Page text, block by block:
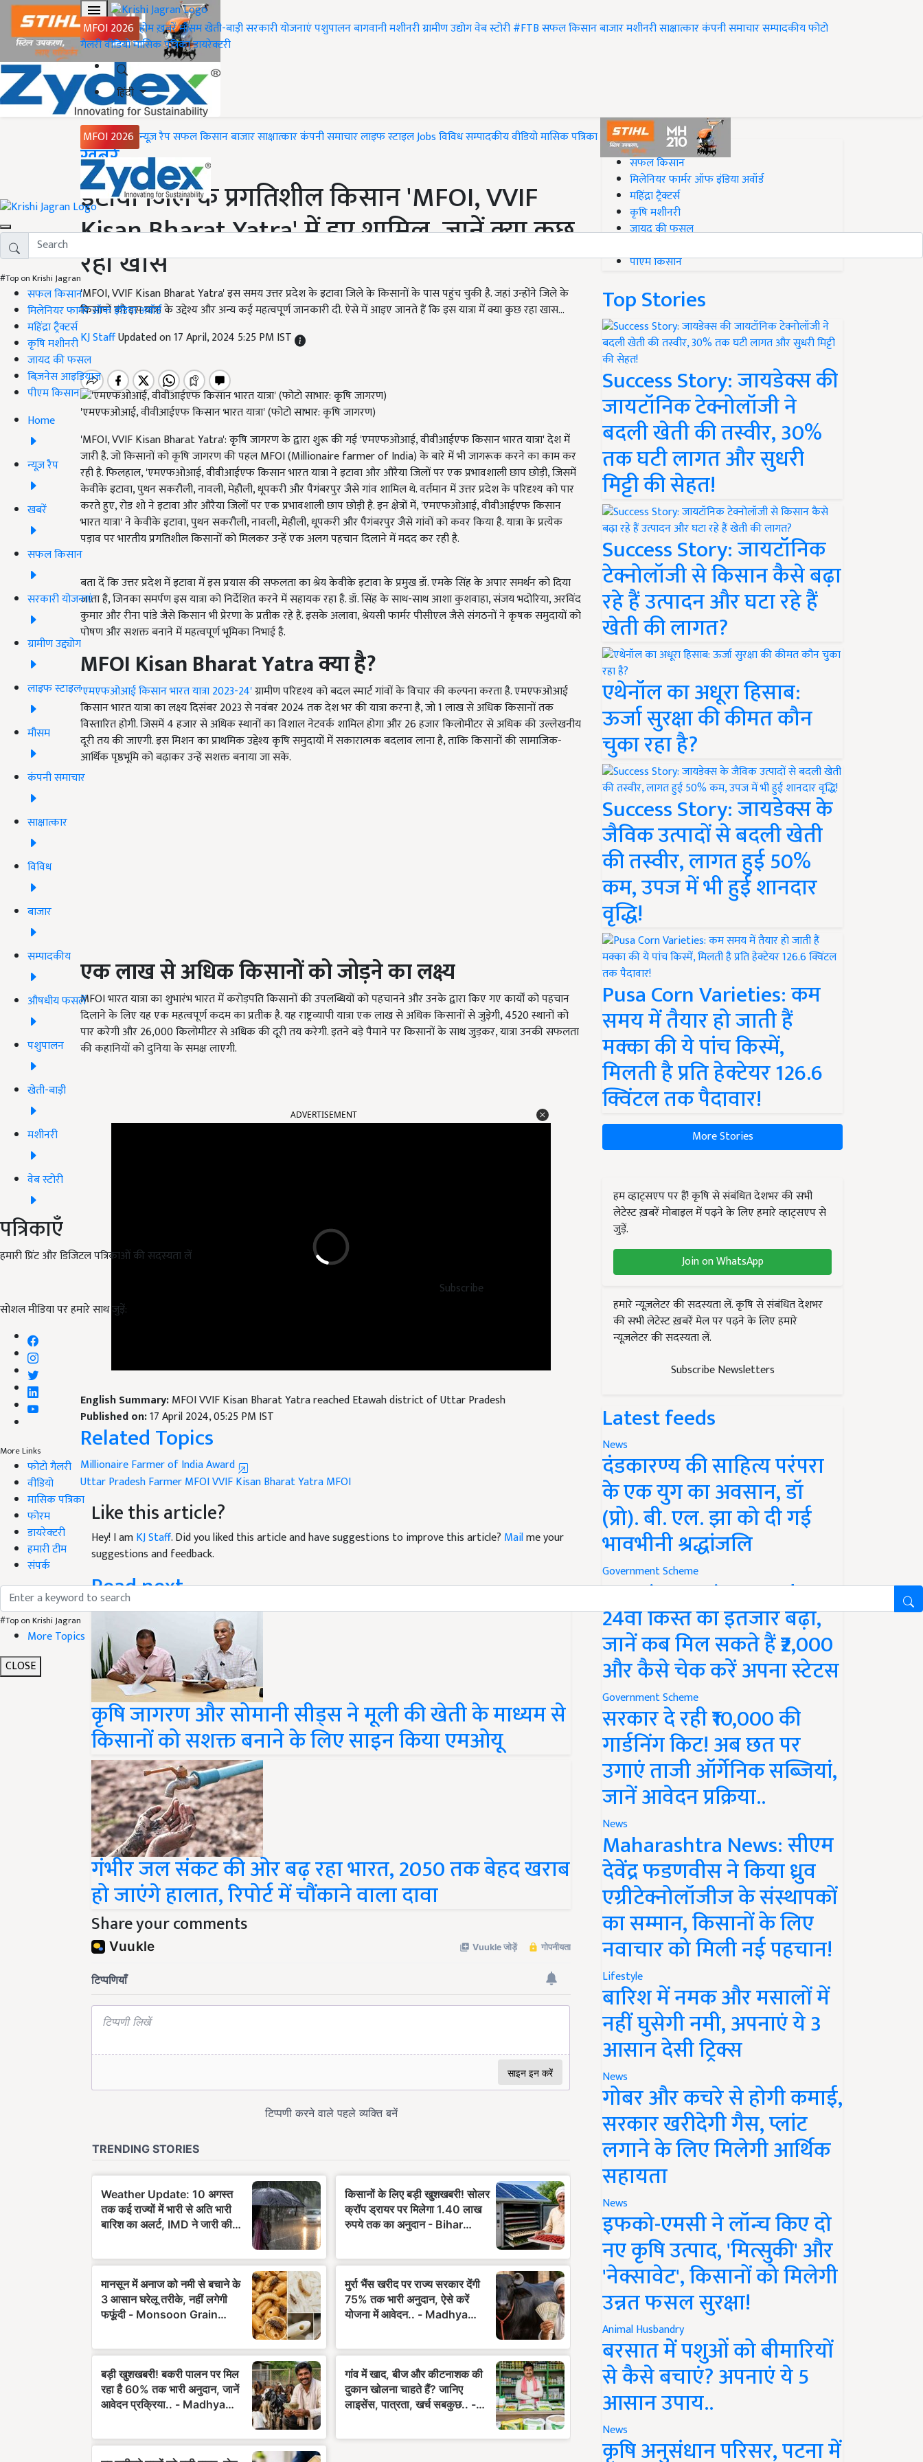
MFOI 2026 होमख़बरेंमौसमखेती-बाड़ीसरकारी योजनाएंपशुपालनबागवानीमशीनरीग्रामीण उद्योगवेब स्टोरी#FTBसफल किसानबाजारमशीनरीसाक्षात्कारकंपनी समाचारसम्पादकीयफोटो
गैलरीवीडियोमासिक पत्रिकाडायरेक्टरी
हिंदी
MFOI 2026 न्यूज़ रैपसफल किसानबाजारसाक्षात्कारकंपनी समाचारलाइफ स्टाइलJobsविविधसम्पादकीयवीडियोमासिक पत्रिका
#Top on Krishi Jagran
सफल किसान
मिलेनियर फार्मर ऑफ इंडिया अवॉर्ड
महिंद्रा ट्रैक्टर्स
कृषि मशीनरी
जायद की फसल
बिज़नेस आइडियाज
पीएम किसान
Home
न्यूज़ रैप
खबरें
सफल किसान
सरकारी योजनाएं
ग्रामीण उद्द्योग
लाइफ स्टाइल
मौसम
कंपनी समाचार
साक्षात्कार
विविध
बाजार
सम्पादकीय
औषधीय फसलें
पशुपालन
खेती-बाड़ी
मशीनरी
वेब स्टोरी
पत्रिकाएँ
हमारी प्रिंट और डिजिटल पत्रिकाओं की सदस्यता लें
Subscribe
सोशल मीडिया पर हमारे साथ जुड़ें:
More Links
फोटो गैलरी
वीडियो
मासिक पत्रिका
फोरम
डायरेक्टरी
हमारी टीम
संपर्क
#Top on Krishi Jagran
More Topics
CLOSE
Home
ख़बरें
इटावा जिले के प्रगतिशील किसान 'MFOI, VVIF
Kisan Bharat Yatra' में हुए शामिल, जानें क्या कुछ
रहा खास
'MFOI, VVIF Kisan Bharat Yatra' इस समय उत्तर प्रदेश के इटावा जिले के किसानों के पास पहुंच चुकी है. जहां उन्होंने जिले के
किसानों को इस यात्रा के उद्देश्य और अन्य कई महत्वपूर्ण जानकारी दी. ऐसे में आइए जानते हैं कि इस यात्रा में क्या कुछ रहा खास...
KJ StaffUpdated on 17 April, 2024 5:25 PM IST
'एमएफओआई, वीवीआईएफ किसान भारत यात्रा' (फोटो साभार: कृषि जागरण)
'MFOI, VVIF Kisan Bharat Yatra': कृषि जागरण के द्वारा शुरू की गई 'एमएफओआई, वीवीआईएफ किसान भारत यात्रा' देश में
जारी है. जो किसानों को कृषि जागरण की पहल MFOI (Millionaire farmer of India) के बारे में भी जागरूक करने का काम कर
रही है. फिलहाल, 'एमएफओआई, वीवीआईएफ किसान भारत यात्रा ने इटावा और औरैया जिलों पर एक प्रभावशाली छाप छोड़ी, जिसमें
केवीके इटावा, पुथन सकरौली, नावली, मेहौली, धूपकरी और पैगंबरपुर जैसे गांव शामिल थे. वर्तमान में उत्तर प्रदेश के परिदृश्य को पार
करते हुए, रोड शो ने इटावा और औरैया जिलों पर एक प्रभावशाली छाप छोड़ी है. इन क्षेत्रों में, 'एमएफओआई, वीवीआईएफ किसान
भारत यात्रा' ने केवीके इटावा, पुथन सकरौली, नावली, मेहौली, धूपकरी और पैगंबरपुर जैसे गांवों को कवर किया है. यात्रा के प्रत्येक
पड़ाव पर भारतीय प्रगतिशील किसानों को मिलकर उन्हें एक अलग पहचान दिलाने में मदद कर रही है.
बता दें कि उत्तर प्रदेश में इटावा में इस प्रयास की सफलता का श्रेय केवीके इटावा के प्रमुख डॉ. एमके सिंह के अपार समर्थन को दिया
जाता है, जिनका समर्पण इस यात्रा को निर्देशित करने में सहायक रहा है. डॉ. सिंह के साथ-साथ आशा कुशवाहा, संजय भदोरिया, अरविंद
कुमार और रीना पांडे जैसे किसान भी प्रेरणा के प्रतीक रहे हैं. इसके अलावा, श्रेयसी फार्मर पीसीएल जैसे संगठनों ने कृषक समुदायों को
पोषण और सशक्त बनाने में महत्वपूर्ण भूमिका निभाई है.
MFOI Kisan Bharat Yatraक्या है?
'एमएफओआई किसान भारत यात्रा 2023-24'ग्रामीण परिदृश्य को बदल स्मार्ट गांवों के विचार की कल्पना करता है. एमएफओआई
किसान भारत यात्रा का लक्ष्य दिसंबर 2023 से नवंबर 2024 तक देश भर की यात्रा करना है, जो 1 लाख से अधिक किसानों तक
विस्तारित होगी. जिसमें 4 हजार से अधिक स्थानों का विशाल नेटवर्क शामिल होगा और 26 हजार किलोमीटर से अधिक की उल्लेखनीय
दूरी तय की जाएगी. इस मिशन का प्राथमिक उद्देश्य कृषि समुदायों में सकारात्मक बदलाव लाना है, ताकि किसानों की सामाजिक-
आर्थिक पृष्ठभूमि को बढ़ाकर उन्हें सशक्त बनाया जा सके.
एक लाख से अधिक किसानों को जोड़ने का लक्ष्य
MFOI भारत यात्रा का शुभारंभ भारत में करोड़पति किसानों की उपलब्धियों को पहचानने और उनके द्वारा किए गए कार्यों को पहचान
दिलाने के लिए यह एक महत्वपूर्ण कदम का प्रतीक है. यह राष्ट्रव्यापी यात्रा एक लाख से अधिक किसानों से जुड़ेगी, 4520 स्थानों को
पार करेगी और 26,000 किलोमीटर से अधिक की दूरी तय करेगी. इतने बड़े पैमाने पर किसानों के साथ जुड़कर, यात्रा उनकी सफलता
की कहानियों को दुनिया के समक्ष लाएगी.
Published on:17 April 2024, 05:25 PM IST
Related Topics
Millionaire Farmer of India Award
Uttar Pradesh Farmer MFOI VVIF Kisan Bharat Yatra
Like this article?
Hey! I amKJ Staff. Did you liked this article and have suggestions to improve this article?
suggestions and feedback.
Read next
कृषि जागरण और सोमानी सीड्स ने मूली की खेती के माध्यम से
किसानों को सशक्त बनाने के लिए साइन किया एमओयू
गंभीर जल संकट की ओर बढ़ रहा भारत, 2050 तक बेहद खराब
हो जाएंगे हालात, रिपोर्ट में चौंकाने वाला दावा
Share your comments
#Top on Krishi Jagran
सफल किसान
मिलेनियर फार्मर ऑफ इंडिया अवॉर्ड
महिंद्रा ट्रैक्टर्स
कृषि मशीनरी
जायद की फसल
पीएम किसान
Top Stories
Success Story: जायडेक्स की
जायटॉनिक टेक्नोलॉजी ने
बदली खेती की तस्वीर, 30%
तक घटी लागत और सुधरी
मिट्टी की सेहत!
Success Story: जायटॉनिक
टेक्नोलॉजी से किसान कैसे बढ़ा
रहे हैं उत्पादन और घटा रहे हैं
खेती की लागत?
एथेनॉल का अधूरा हिसाब:
ऊर्जा सुरक्षा की कीमत कौन
चुका रहा है?
Success Story: जायडेक्स के
जैविक उत्पादों से बदली खेती
की तस्वीर, लागत हुई 50%
कम, उपज में भी हुई शानदार
वृद्धि!
Pusa Corn Varieties: कम
समय में तैयार हो जाती हैं
मक्का की ये पांच किस्में,
मिलती है प्रति हेक्टेयर 126.6
क्विंटल तक पैदावार!
More Stories
हम व्हाट्सएप पर हैं! कृषि से संबंधित देशभर की सभी
लेटेस्ट ख़बरें मोबाइल में पढ़ने के लिए हमारे व्हाट्सएप से
जुड़ें.
Join on WhatsApp
हमारे न्यूज़लेटर की सदस्यता लें. कृषि से संबंधित देशभर
की सभी लेटेस्ट ख़बरें मेल पर पढ़ने के लिए हमारे
न्यूज़लेटर की सदस्यता लें.
Subscribe Newsletters
Latest feeds
News
दंडकारण्य की साहित्य परंपरा
के एक युग का अवसान, डॉ
(प्रो). बी. एल. झा को दी गई
भावभीनी श्रद्धांजलि
Government Scheme
PM Kisan Yojana Update:
24वीं किस्त का इंतजार बढ़ा,
जानें कब मिल सकते हैं ₹2,000
और कैसे चेक करें अपना स्टेटस
Government Scheme
सरकार दे रही ₹10,000 की
गार्डनिंग किट! अब छत पर
उगाएं ताजी ऑर्गेनिक सब्जियां,
जानें आवेदन प्रक्रिया..
News
Maharashtra News: सीएम
देवेंद्र फडणवीस ने किया ध्रुव
एग्रीटेक्नोलॉजीज के संस्थापकों
का सम्मान, किसानों के लिए
नवाचार को मिली नई पहचान!
Lifestyle
बारिश में नमक और मसालों में
नहीं घुसेगी नमी, अपनाएं ये 3
आसान देसी ट्रिक्स
News
गोबर और कचरे से होगी कमाई,
सरकार खरीदेगी गैस, प्लांट
लगाने के लिए मिलेगी आर्थिक
सहायता
News
इफको-एमसी ने लॉन्च किए दो
नए कृषि उत्पाद, 'मित्सुकी' और
'नेक्सावेट', किसानों को मिलेगी
उन्नत फसल सुरक्षा!
Animal Husbandry
बरसात में पशुओं को बीमारियों
से कैसे बचाएं? अपनाएं ये 5
आसान उपाय..
News
कृषि अनुसंधान परिसर, पटना में